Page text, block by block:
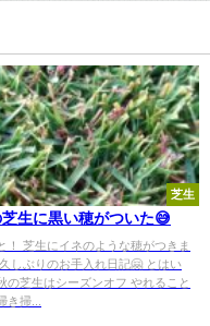
芝生
生に黒い穂がついた😅
！ 芝生にイネのような穂がつきま
しぶりのお手入れ日記🤗 とはい
の芝生はシーズンオフ やれること
き掃...